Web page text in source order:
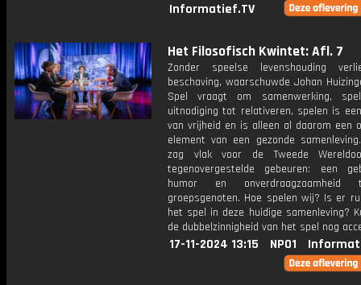
Informatief.TV
Het Filosofisch Kwintet: Afl. 7
Zonder speelse levenshouding
beschaving, waarschuwde Johan
Spel vraagt om samenwerking,
uitnodiging tot relativeren, spelen is
van vrijheid en is alleen al daarom een
element van een gezonde
zag vlak voor de Tweede
tegenovergestelde gebeuren: een
humor en onverdraagzaamheid
groepsgenoten. Hoe spelen wij? Is er
het spel in deze huidige samenleving?
de dubbelzinnigheid van het spel nog
17-11-2024 13:15 NPO1